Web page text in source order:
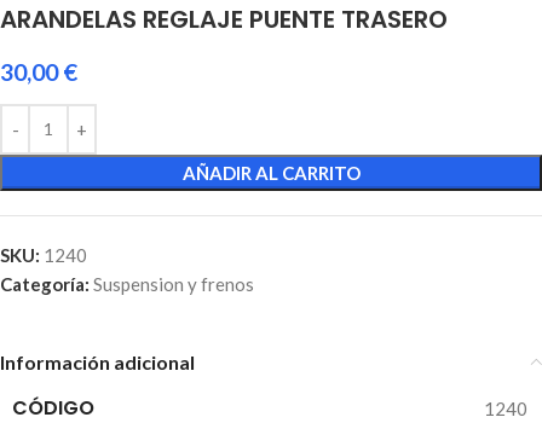
ARANDELAS REGLAJE PUENTE TRASERO
30,00€
AÑADIR AL CARRITO
SKU: 1240
Categoría: Suspension y frenos
Información adicional
CÓDIGO 1240